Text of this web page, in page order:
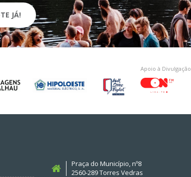
JÁ!
Apoio à Divulgação
Praça do Município, nº8
2560-289 Torres Vedras